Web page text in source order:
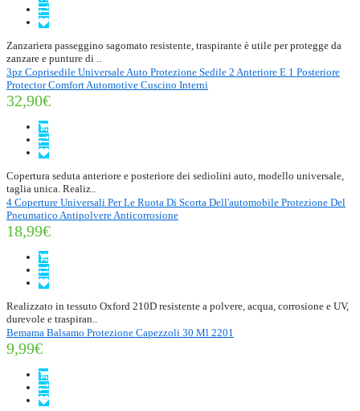
Zanzariera passeggino sagomato resistente, traspirante è utile per protegge da
zanzare e punture di ..
3pz Coprisedile Universale Auto Protezione Sedile 2 Anteriore E 1 Posteriore
Protector Comfort Automotive Cuscino Interni
32,90€
Copertura seduta anteriore e posteriore dei sediolini auto, modello universale,
taglia unica. Realiz..
4 Coperture Universali Per Le Ruota Di Scorta Dell'automobile Protezione Del
Pneumatico Antipolvere Anticorrosione
18,99€
Realizzato in tessuto Oxford 210D resistente a polvere, acqua, corrosione e UV,
durevole e traspiran..
Bemama Balsamo Protezione Capezzoli 30 Ml 2201
9,99€